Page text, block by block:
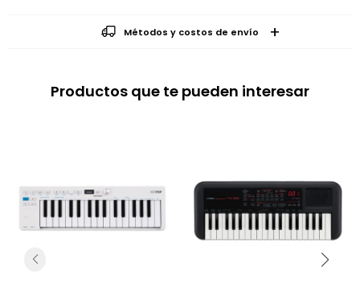
Métodos y costos de envío
Productos que te pueden interesar